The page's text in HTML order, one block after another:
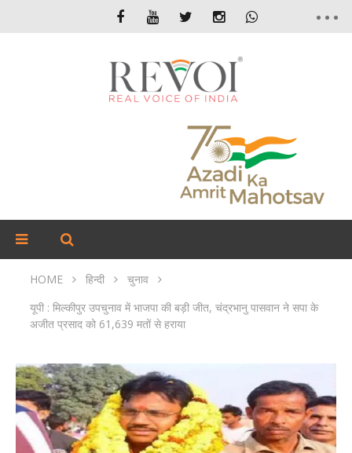
HOME हिन्दी
चुनाव
यूपी : मिल्कीपुर उपचुनाव में भाजपा की बड़ी जीत, चंद्रभानु पासवान ने सपा के
अजीत प्रसाद को 61,639 मतों से हराया